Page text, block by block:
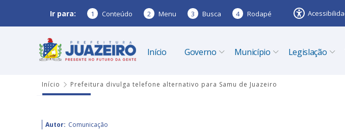
Ir para: 1 Conteúdo 2 Menu 3 Busca 4 Rodapé
Início Governo Município Legislação
Início Prefeitura divulga telefone alternativo para Samu de Juazeiro
Autor: Comunicação